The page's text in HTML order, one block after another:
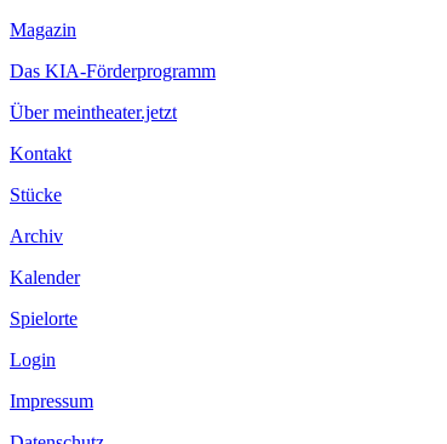
Magazin
Das KIA-Förderprogramm
Über meintheater.jetzt
Kontakt
Stücke
Archiv
Kalender
Spielorte
Login
Impressum